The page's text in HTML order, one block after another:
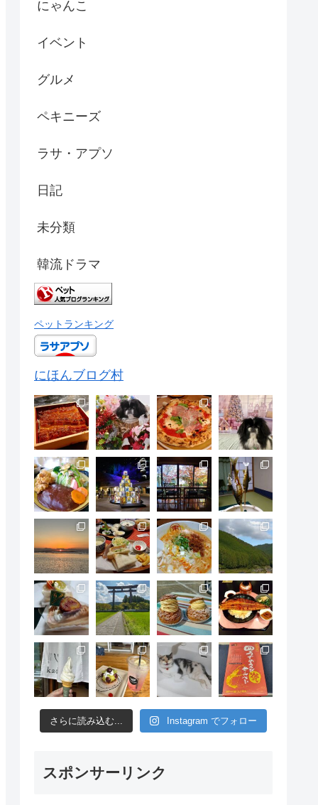
にゃんこ
イベント
グルメ
ペキニーズ
ラサ・アプソ
日記
未分類
韓流ドラマ
ペットランキング
にほんブログ村
さらに読み込む... Instagram でフォロー
スポンサーリンク